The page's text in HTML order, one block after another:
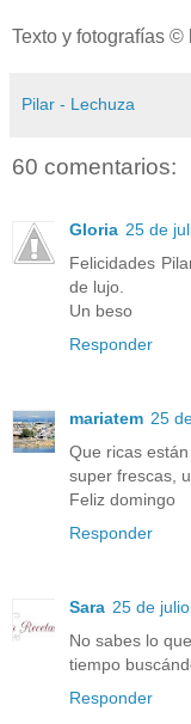
Texto y fotografías
Pilar - Lechuza
60 comentarios:
Gloria 25 de
Felicidades
de lujo.
Un beso
Responder
mariatem 25
Que ricas
super frescas,
Feliz domingo
Responder
Sara 25 de
No sabes lo
tiempo
Responder